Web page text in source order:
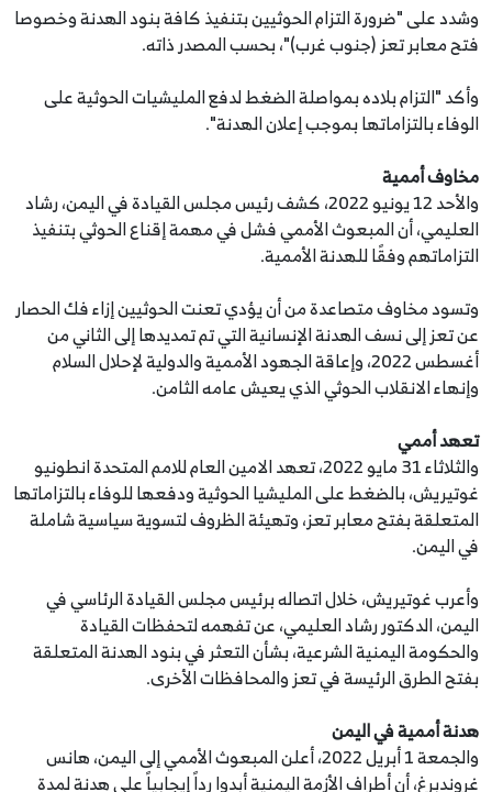
وشدد على "ضرورة التزام الحوثيين بتنفيذ كافة بنود الهدنة وخصوصا
فتح معابر تعز (جنوب غرب)"، بحسب المصدر ذاته.
وأكد "التزام بلاده بمواصلة الضغط لدفع المليشيات الحوثية على
الوفاء بالتزاماتها بموجب إعلان الهدنة".
مخاوف أممية
والأحد 12 يونيو 2022، كشف رئيس مجلس القيادة في اليمن، رشاد
العليمي، أن المبعوث الأممي فشل في مهمة إقناع الحوثي بتنفيذ
التزاماتهم وفقًا للهدنة الأممية.
وتسود مخاوف متصاعدة من أن يؤدي تعنت الحوثيين إزاء فك الحصار
عن تعز إلى نسف الهدنة الإنسانية التي تم تمديدها إلى الثاني من
أغسطس 2022، وإعاقة الجهود الأممية والدولية لإحلال السلام
وإنهاء الانقلاب الحوثي الذي يعيش عامه الثامن.
تعهد أممي
والثلاثاء 31 مايو 2022، تعهد الامين العام للامم المتحدة انطونيو
غوتيريش، بالضغط على المليشيا الحوثية ودفعها للوفاء بالتزاماتها
المتعلقة بفتح معابر تعز، وتهيئة الظروف لتسوية سياسية شاملة
في اليمن.
وأعرب غوتيريش، خلال اتصاله برئيس مجلس القيادة الرئاسي في
اليمن، الدكتور رشاد العليمي، عن تفهمه لتحفظات القيادة
والحكومة اليمنية الشرعية، بشأن التعثر في بنود الهدنة المتعلقة
بفتح الطرق الرئيسة في تعز والمحافظات الأخرى.
هدنة أممية في اليمن
والجمعة 1 أبريل 2022، أعلن المبعوث الأممي إلى اليمن، هانس
غروندبرغ، أن أطراف الأزمة اليمنية أبدوا رداً إيجابياً على هدنة لمدة